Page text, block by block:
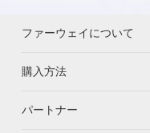
ファーウェイについて
購入方法
パートナー